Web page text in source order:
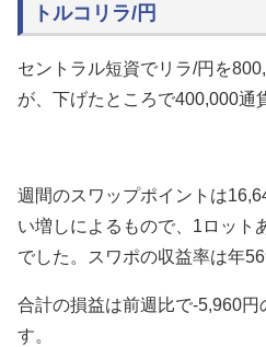
トルコリラ/円
セントラル短資でリラ/円を
が、下げたところで400,000通
週間のスワップポイントは
い増しによるもので、1ロット
でした。スワポの収益率は年
合計の損益は前週比で-5,960円
す。